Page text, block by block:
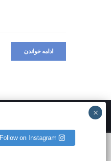
ادامه خواندن
Follow on Instagram